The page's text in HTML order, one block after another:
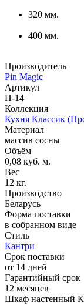
320 мм.
400 мм.
Производитель
Pin Magic
Артикул
Н-14
Коллекция
Кухня Классик
Материал
массив сосны
Объём
0,08 куб. м.
Вес
12 кг.
Производство
Беларусь
Форма поставки
в собранном виде
Стиль
Кантри
Срок поставки
от 14 дней
Гарантийный срок
12 месяцев
Шкаф настенный